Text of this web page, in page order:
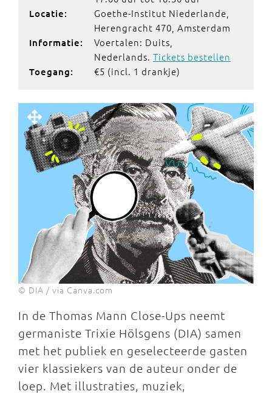
Locatie:
Goethe-Institut Niederlande,
Herengracht 470, Amsterdam
Informatie:
Voertalen: Duits,
Nederlands. Tickets bestellen
Toegang: €5 (incl. 1 drankje)
© DIA / via Canva.com
In de Thomas Mann Close-Ups neemt
germaniste Trixie Hölsgens (DIA) samen
met het publiek en geselecteerde gasten
vier klassiekers van de auteur onder de
loep. Met illustraties, muziek,